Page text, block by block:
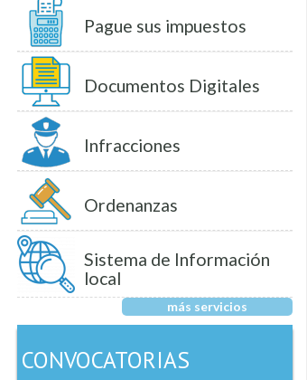
Pague sus impuestos
Documentos Digitales
Infracciones
Ordenanzas
Sistema de Información
local
más servicios
CONVOCATORIAS